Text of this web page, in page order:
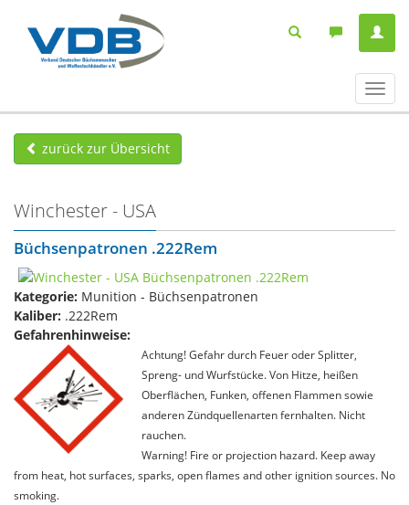
ein-/
zurück zur Übersicht
Winchester - USA
Büchsenpatronen .222Rem
Kategorie: Munition - Büchsenpatronen
Kaliber: .222Rem
Gefahrenhinweise:
Achtung! Gefahr durch Feuer oder Splitter,
Spreng- und Wurfstücke. Von Hitze, heißen
Oberflächen, Funken, offenen Flammen sowie
anderen Zündquellenarten fernhalten. Nicht
rauchen.
Warning! Fire or projection hazard. Keep away
from heat, hot surfaces, sparks, open flames and other ignition sources. No
smoking.